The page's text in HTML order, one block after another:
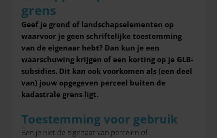
grens
Geef je grond of landschapselementen op
waarvoor je geen schriftelijke toestemming
van de eigenaar hebt? Dan kun je een
waarschuwing krijgen of een korting op je GLB-
subsidies. Dit kan ook voorkomen als (een deel
van) jouw opgegeven perceel buiten de
kadastrale grens ligt.
Toestemming voor gebruik
Ben je niet de eigenaar van percelen of